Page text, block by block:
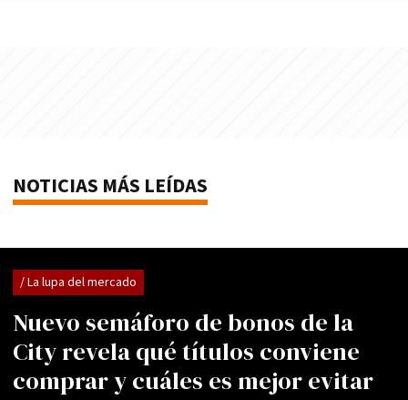
NOTICIAS MÁS LEÍDAS
Nuevo semáforo de bonos de la
City revela qué títulos conviene
comprar y cuáles es mejor evitar
/ La lupa del mercado